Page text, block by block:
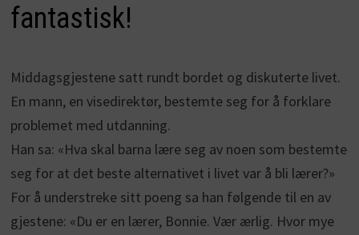
fantastisk!
Middagsgjestene satt rundt bordet og diskuterte livet.
En mann, en visedirektør, bestemte seg for å forklare
problemet med utdanning.
Han sa: «Hva skal barna lære seg av noen som bestemte
seg for at det beste alternativet i livet var å bli lærer?»
For å understreke sitt poeng sa han følgende til en av
gjestene: «Du er en lærer, Bonnie. Vær ærlig. Hvor mye